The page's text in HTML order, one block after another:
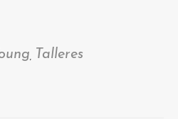
Talleres